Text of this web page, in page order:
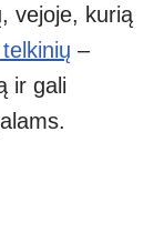
vejoje, kurią
–
ir gali